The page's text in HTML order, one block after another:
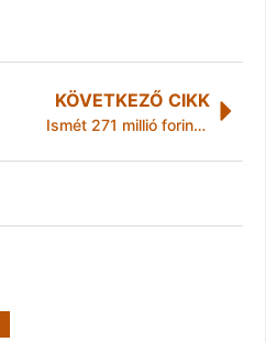
KÖVETKEZŐ CIKK
Ismét 271 millió forintot nyert a MIHŐ Kft. pályázati forrásból